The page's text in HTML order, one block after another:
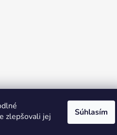
zlepšovali jej
Súhlasím